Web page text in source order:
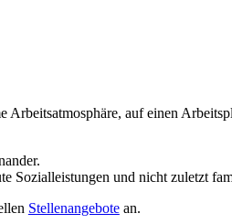
auf einen
Sozialleistungen und nicht zuletzt
Stellenangebotean.